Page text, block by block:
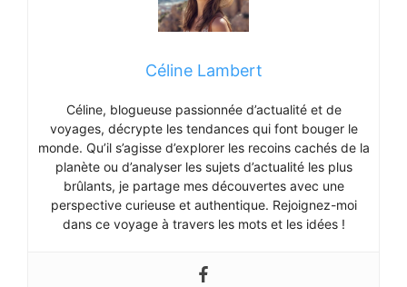
Céline Lambert
Céline, blogueuse passionnée d’actualité et de
voyages, décrypte les tendances qui font bouger le
monde. Qu’il s’agisse d’explorer les recoins cachés de la
planète ou d’analyser les sujets d’actualité les plus
brûlants, je partage mes découvertes avec une
perspective curieuse et authentique. Rejoignez-moi
dans ce voyage à travers les mots et les idées !